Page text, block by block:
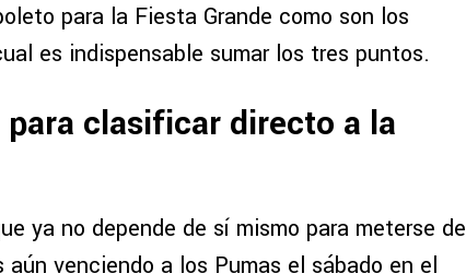
para la Fiesta Grande como son los
es indispensable sumar los tres puntos.
clasificar directo a la
ya no depende de sí mismo para meterse de
venciendo a los Pumas el sábado en el